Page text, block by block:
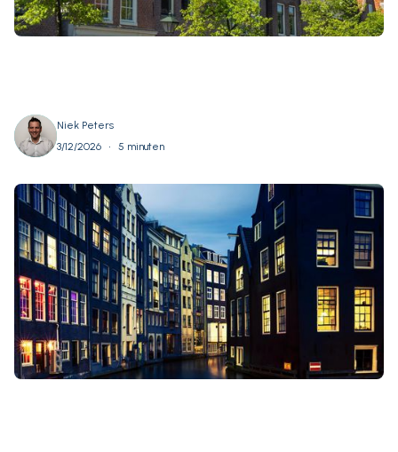
Niek Peters
3/12/2026
• 5 minuten